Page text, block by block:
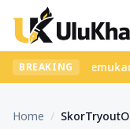
BREAKING
ribet? Temukan
Home /